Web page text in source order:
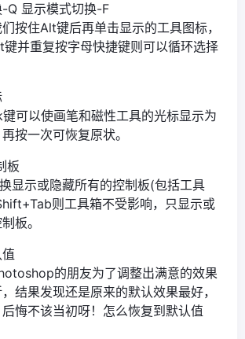
Q 显示模式切换-F
按住Alt键后再单击显示的工具图标，
并重复按字母快捷键则可以循环选择
可以使画笔和磁性工具的光标显示为
按一次可恢复原状。
板
显示或隐藏所有的控制板(包括工具
则工具箱不受影响，只显示或
板。
的朋友为了调整出满意的效果
结果发现还是原来的默认效果最好，
悔不该当初呀！怎么恢复到默认值